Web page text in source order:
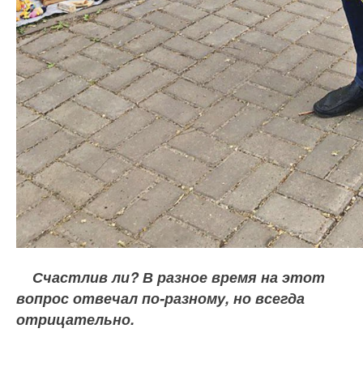
Счастлив ли? В разное время на этот
вопрос отвечал по-разному, но всегда
отрицательно.